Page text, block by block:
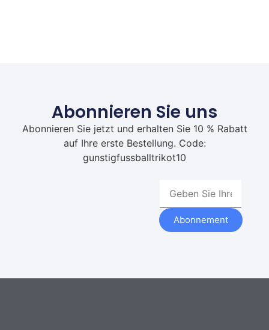
Abonnieren Sie uns
Abonnieren Sie jetzt und erhalten Sie 10 % Rabatt
auf Ihre erste Bestellung. Code:
gunstigfussballtrikot10
Abonnement